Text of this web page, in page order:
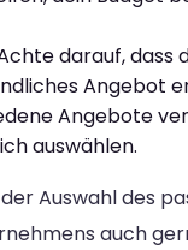
darauf, dass
Angebot
Angebote
auswählen.
Auswahl des
auch